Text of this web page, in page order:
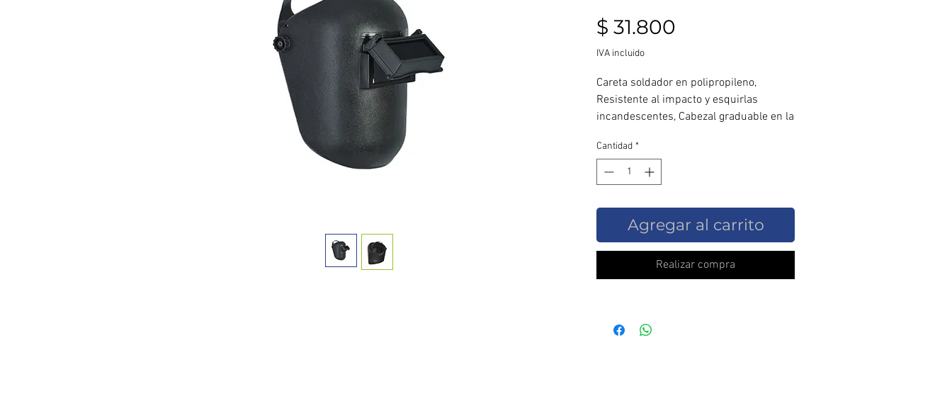
$ 31.800
IVA incluido
Careta soldador en polipropileno,
Resistente al impacto y esquirlas
incandescentes, Cabezal graduable en la
levantable,Vidrio oscuro Sombra 11,
Ajuste tipo ratchet, Banda antisudor,NCh
1562/1563
Cantidad *
Agregar al carrito
Realizar compra